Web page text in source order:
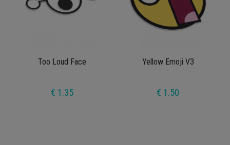
Too Loud Face
€ 1.35
Yellow Emoji V3
€ 1.50